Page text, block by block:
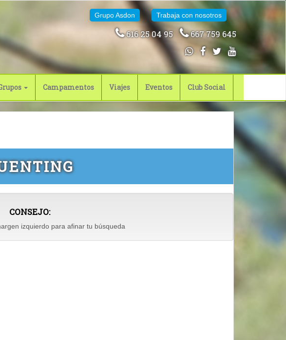
Grupo Asdon Trabaja con nosotros
616 25 04 95 667 759 645
Campamentos Viajes Eventos Club Social
CONSEJO:
izquierdo para afinar tu búsqueda